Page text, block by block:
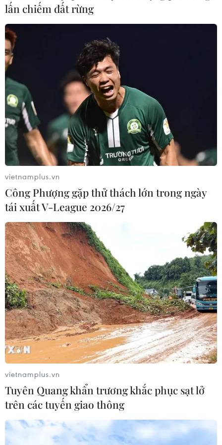
Apple sẽ chuyển sản xuất dòng máy tính
Mac Pro mới sang Trung Quốc?
29/06/2019 08:28
Một nguồn thạo tin tiết lộ việc Apple dự kiến sẽ chuyển
hoạt động lắp ráp những chiếc Mac Pro mới từ Austin,
bang Texas, sang một nhà máy gần Thượng Hải.
lấn chiếm đất rừng
vietnamplus.vn
Công Phượng gặp thử thách lớn trong ngày
tái xuất V-League 2026/27
vietnamplus.vn
Tuyên Quang khẩn trương khắc phục sạt lở
trên các tuyến giao thông